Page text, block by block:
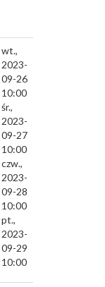
wt.,
2023-
09-26
10:00
śr.,
2023-
09-27
10:00
czw.,
2023-
09-28
10:00
pt.,
2023-
09-29
10:00